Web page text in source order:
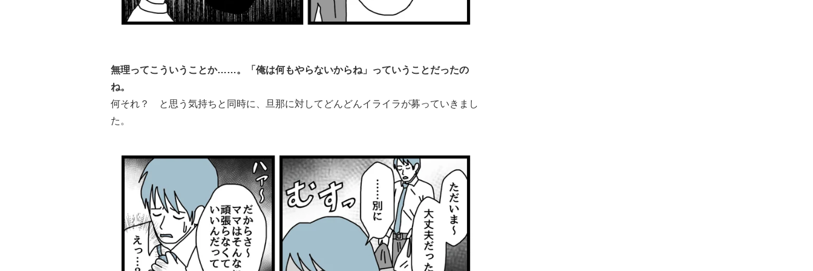
無理ってこういうことか……。「俺は何もやらないからね」っていうことだったの
ね。
何それ？ と思う気持ちと同時に、旦那に対してどんどんイライラが募っていきまし
た。